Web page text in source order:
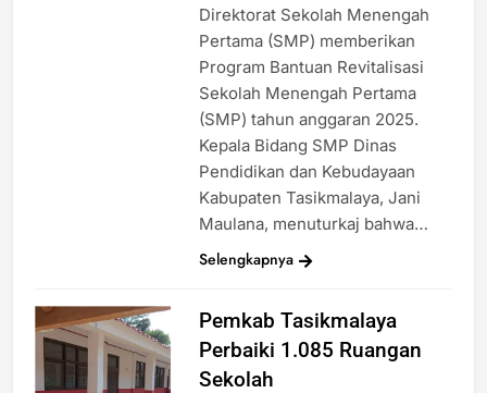
Direktorat Sekolah Menengah
Pertama (SMP) memberikan
Program Bantuan Revitalisasi
Sekolah Menengah Pertama
(SMP) tahun anggaran 2025.
Kepala Bidang SMP Dinas
Pendidikan dan Kebudayaan
Kabupaten Tasikmalaya, Jani
Maulana, menuturkaj bahwa…
Selengkapnya
Pemkab Tasikmalaya
Perbaiki 1.085 Ruangan
Sekolah